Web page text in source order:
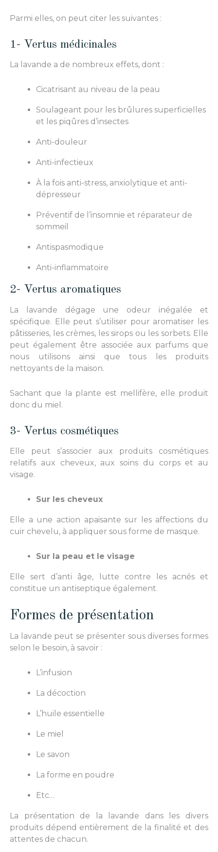
Parmi elles, on peut citer les suivantes :
1- Vertus médicinales
La lavande a de nombreux effets, dont :
Cicatrisant au niveau de la peau
Soulageant pour les brûlures superficielles
et les piqûres d’insectes
Anti-douleur
Anti-infectieux
À la fois anti-stress, anxiolytique et anti-
dépresseur
Préventif de l’insomnie et réparateur de
sommeil
Antispasmodique
Anti-inflammatoire
2- Vertus aromatiques
La lavande dégage une odeur inégalée et
spécifique. Elle peut s’utiliser pour aromatiser les
pâtisseries, les crèmes, les sirops ou les sorbets. Elle
peut également être associée aux parfums que
nous utilisons ainsi que tous les produits
nettoyants de la maison.
Sachant que la plante est mellifère, elle produit
donc du miel.
3- Vertus cosmétiques
Elle peut s’associer aux produits cosmétiques
relatifs aux cheveux, aux soins du corps et au
visage.
Sur les cheveux
Elle a une action apaisante sur les affections du
cuir chevelu, à appliquer sous forme de masque.
Sur la peau et le visage
Elle sert d’anti âge, lutte contre les acnés et
constitue un antiseptique également.
Formes de présentation
La lavande peut se présenter sous diverses formes
selon le besoin, à savoir :
L’infusion
La décoction
L’huile essentielle
Le miel
Le savon
La forme en poudre
Etc…
La présentation de la lavande dans les divers
produits dépend entièrement de la finalité et des
attentes de chacun.